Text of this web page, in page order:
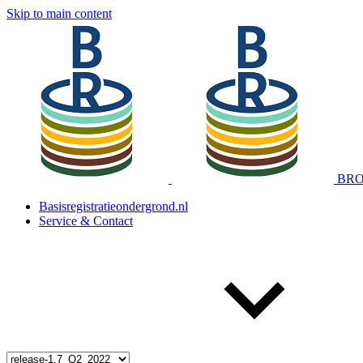
Skip to main content
Basisregistratieondergrond.nl
Service & Contact